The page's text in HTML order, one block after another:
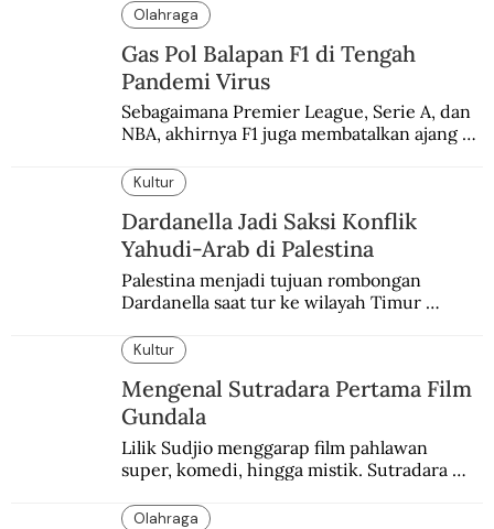
Olahraga
Gas Pol Balapan F1 di Tengah
Pandemi Virus
Sebagaimana Premier League, Serie A, dan
NBA, akhirnya F1 juga membatalkan ajang
enam dekade lampau.
Kultur
Dardanella Jadi Saksi Konflik
Yahudi-Arab di Palestina
Palestina menjadi tujuan rombongan
Dardanella saat tur ke wilayah Timur
ketegangan antara orang Yahudi dan
penduduk Arab.
Kultur
Mengenal Sutradara Pertama Film
Gundala
Lilik Sudjio menggarap film pahlawan
super, komedi, hingga mistik. Sutradara
Olahraga